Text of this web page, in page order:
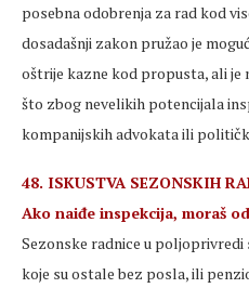
posebna odobrenja za rad kod
dosadašnji zakon pružao je
oštrije kazne kod propusta, ali je
što zbog nevelikih potencijala
kompanijskih advokata ili
48. ISKUSTVA SEZONSKIH
Ako naiđe inspekcija, moraš
Sezonske radnice u poljoprivredi
koje su ostale bez posla, ili